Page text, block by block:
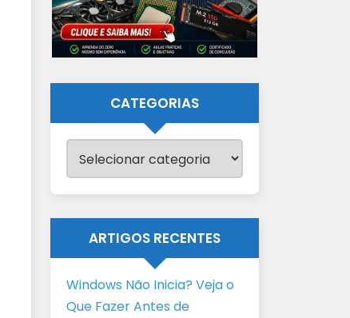
CATEGORIAS
ARTIGOS RECENTES
Windows Não Inicia? Veja o
Que Fazer Antes de